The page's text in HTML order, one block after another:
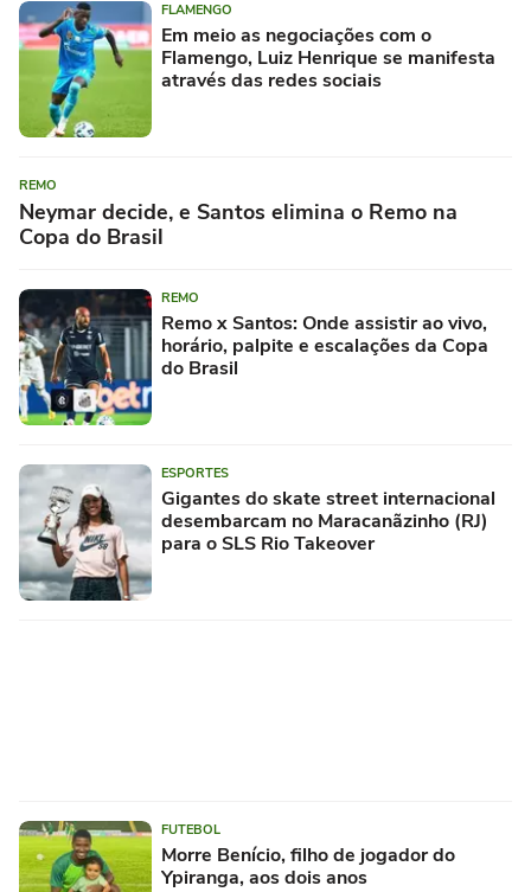
FLAMENGO
Em meio as negociações com o
Flamengo, Luiz Henrique se manifesta
através das redes sociais
REMO
Neymar decide, e Santos elimina o Remo na
Copa do Brasil
REMO
Remo x Santos: Onde assistir ao vivo,
horário, palpite e escalações da Copa
do Brasil
ESPORTES
Gigantes do skate street internacional
desembarcam no Maracanãzinho (RJ)
para o SLS Rio Takeover
FUTEBOL
Morre Benício, filho de jogador do
Ypiranga, aos dois anos